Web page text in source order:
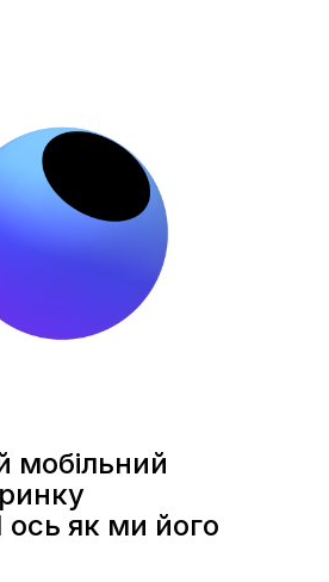
мобільний
ось як ми його